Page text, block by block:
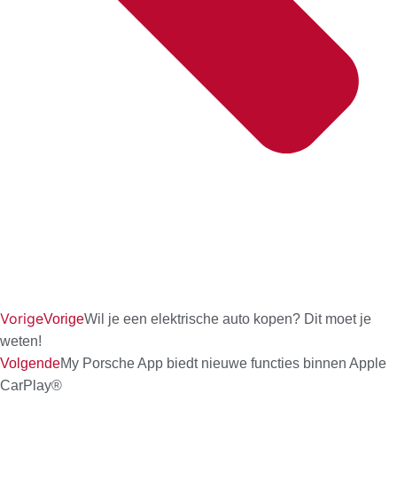
VorigeVorigeWil je een elektrische auto kopen? Dit moet je
weten!
VolgendeMy Porsche App biedt nieuwe functies binnen Apple
CarPlay®